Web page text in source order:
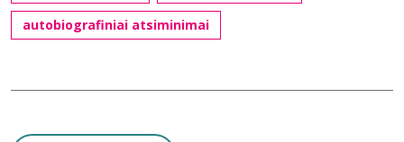
autobiografiniai atsiminimai